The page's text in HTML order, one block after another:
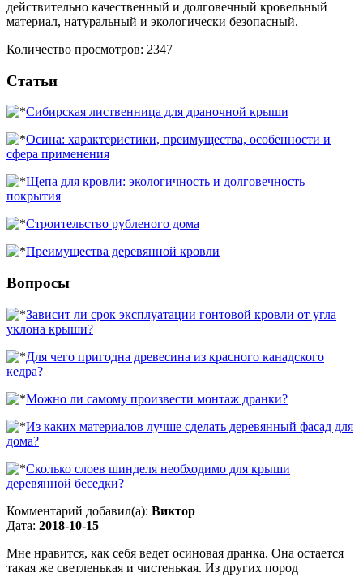
действительно качественный и долговечный кровельный
материал, натуральный и экологически безопасный.
Количество просмотров: 2347
Статьи
Сибирская лиственница для драночной крыши
Осина: характеристики, преимущества, особенности и
сфера применения
Щепа для кровли: экологичность и долговечность
покрытия
Строительство рубленого дома
Преимущества деревянной кровли
Вопросы
Зависит ли срок эксплуатации гонтовой кровли от угла
уклона крыши?
Для чего пригодна древесина из красного канадского
кедра?
Можно ли самому произвести монтаж дранки?
Из каких материалов лучше сделать деревянный фасад для
дома?
Сколько слоев шинделя необходимо для крыши
деревянной беседки?
Комментарий добавил(а): Виктор
Дата: 2018-10-15
Мне нравится, как себя ведет осиновая дранка. Она остается
такая же светленькая и чистенькая. Из других пород